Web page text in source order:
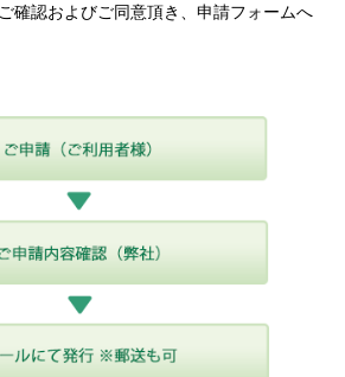
確認およびご同意頂き、申請フォームへ